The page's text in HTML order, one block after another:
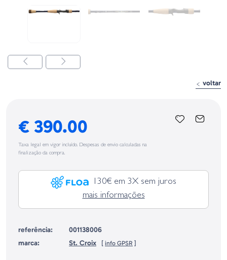
voltar
€ 390.00
Taxa legal em vigor incluído. Despesas de envio calculadas na
finalização da compra.
130€ em 3X sem juros
mais informações
referência:
001138006
marca:
St. Croix [ info GPSR ]